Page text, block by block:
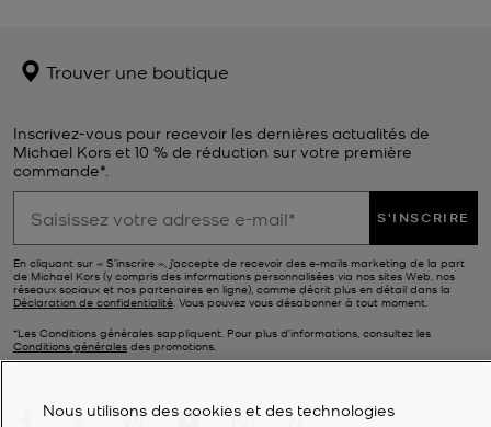
Trouver une boutique
Inscrivez-vous pour recevoir les dernières actualités de
Michael Kors et 10 % de réduction sur votre première
commande*.
S'INSCRIRE
En cliquant sur « S’inscrire », j’accepte de recevoir des e-mails marketing de la part
de Michael Kors (y compris des informations personnalisées via nos sites Web, nos
réseaux sociaux et nos partenaires en ligne), comme décrit plus en détail dans la
Déclaration de confidentialité. Vous pouvez vous désabonner à tout moment.
*Les Conditions générales sappliquent. Pour plus d’informations, consultez les
Conditions générales des promotions.
Nous utilisons des cookies et des technologies